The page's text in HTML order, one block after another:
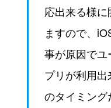
応出来る様
ますので、
事が原因で
プリが利用
のタイミン